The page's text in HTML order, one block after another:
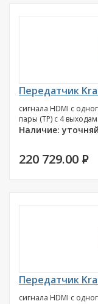
Передатчик
сигнала HDMI с
пары (TP) с 4
Наличие:
220 729.00 P
Передатчик
сигнала HDMI с